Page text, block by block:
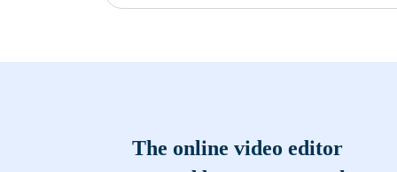
The online video editor